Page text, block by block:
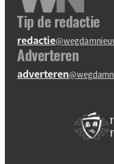
Tip de redactie
redactie
Adverteren
adverteren